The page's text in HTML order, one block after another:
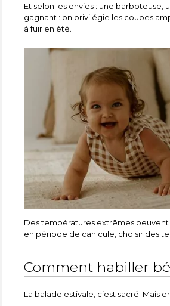
Et selon les envies : une
gagnant : on privilégie les coupes
à fuir en été.
Des températures extrêmes
en période de canicule, choisir des
Comment habiller
La balade estivale, c’est sacré. Mais